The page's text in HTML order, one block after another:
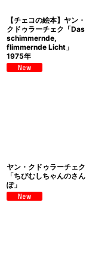
【チェコの絵本】ヤン・
クドゥラーチェク「Das
schimmernde,
flimmernde Licht」
1975年
ヤン・クドゥラーチェク
「ちびむしちゃんのさん
ぽ」